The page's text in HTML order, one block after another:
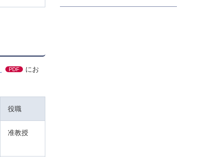
PDF
にお
役職
准教授